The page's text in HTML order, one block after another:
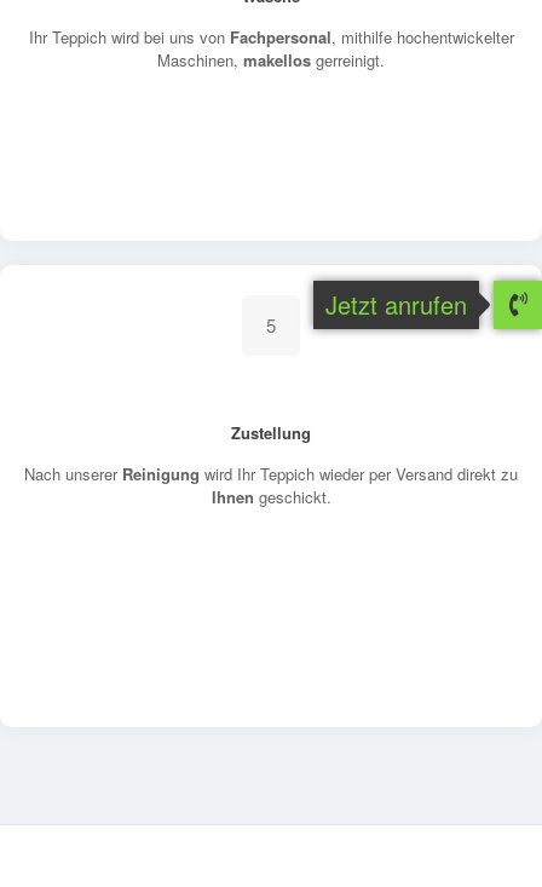
Ihr Teppich wird bei uns von Fachpersonal, mithilfe hochentwickelter
Maschinen, makellos gerreinigt.
5
Zustellung
Nach unserer Reinigung wird Ihr Teppich wieder per Versand direkt zu
Ihnen geschickt.
Jetzt anrufen